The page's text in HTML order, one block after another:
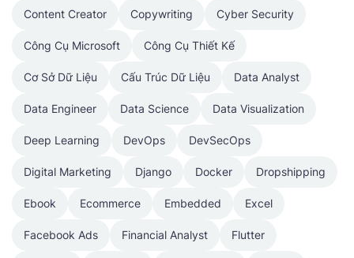
Content Creator Copywriting Cyber Security
Công Cụ Microsoft Công Cụ Thiết Kế
Cơ Sở Dữ Liệu Cấu Trúc Dữ Liệu Data Analyst
Data Engineer Data Science Data Visualization
Deep Learning DevOps DevSecOps
Digital Marketing Django Docker Dropshipping
Ebook Ecommerce Embedded Excel
Facebook Ads Financial Analyst Flutter